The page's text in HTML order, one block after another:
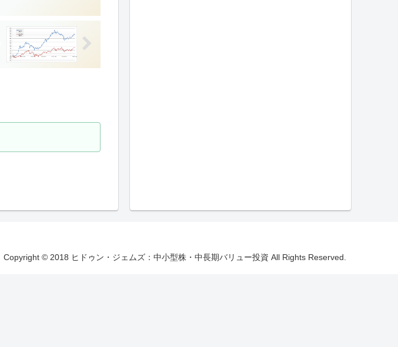
Copyright © 2018 ヒドゥン・ジェムズ：中小型株・中長期バリュー投資 All Rights Reserved.